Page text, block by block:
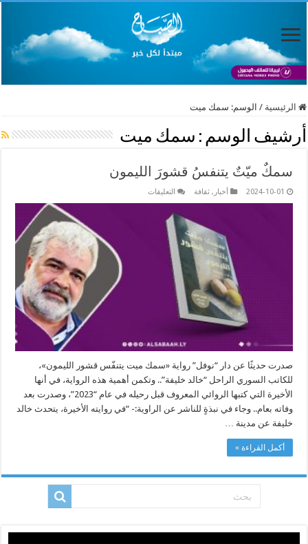
الرئيسية / الوسم: سمك ميت
أرشيف الوسم : سمك ميت
سمكٌ ميّتٌ يتنفسُ قشورَ الليمون
2024-10-01 أخبار ,ثقافة التعليقات
صدرت حديثًا عن دار “نوفل” رواية «سمك ميت يتنفّس قشور الليمون»،
للكاتب السوري الراحل “خالد خليفة”.. وتكمن أهمية هذه الرواية، في أنها
الأخيرة التي كتبها الروائي المعروف قبل رحيله في عام “2023”، وصدرت بعد
وفاته بعام.. وجاء في نبذةٍ للناشر عن الراوية:- “في روايته الأخيرة، يتحدث خالد
خليفة عن مدينة …
أكمل القراءة »